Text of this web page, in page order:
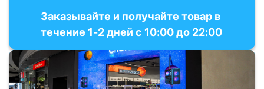
Заказывайте и получайте товар в
течение 1-2 дней с 10:00 до 22:00